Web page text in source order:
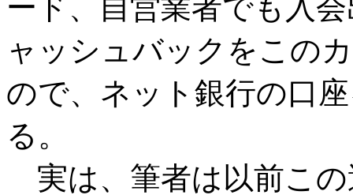
ード、自営業者でも入
ャッシュバックをこの
ので、ネット銀行の口
る。
実は、筆者は以前こ